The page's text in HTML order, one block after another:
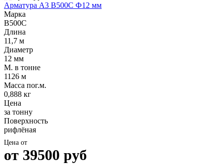
Арматура А3 В500С Ф12 мм
Марка
В500С
Длина
11,7 м
Диаметр
12 мм
М. в тонне
1126 м
Масса пог.м.
0,888 кг
Цена
за тонну
Поверхность
рифлёная
Цена от
от 39500 руб